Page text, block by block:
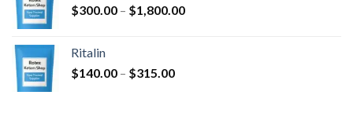
$300.00 – $1,800.00Hintaluokka:
Ritalin
$140.00 – $315.00Hintaluokka: